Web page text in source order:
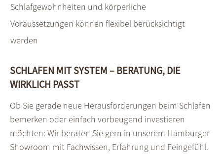
Schlafgewohnheiten und körperliche
Voraussetzungen können flexibel berücksichtigt
werden
SCHLAFEN MIT SYSTEM – BERATUNG, DIE
WIRKLICH PASST
Ob Sie gerade neue Herausforderungen beim Schlafen
bemerken oder einfach vorbeugend investieren
möchten: Wir beraten Sie gern in unserem Hamburger
Showroom mit Fachwissen, Erfahrung und Feingefühl.